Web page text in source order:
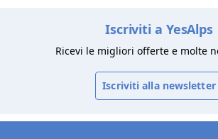
Iscriviti a YesAlps
Ricevi le migliori offerte e molte
Iscriviti alla newsletter